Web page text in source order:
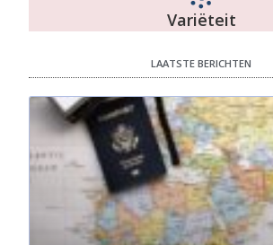
Variëteit
LAATSTE BERICHTEN